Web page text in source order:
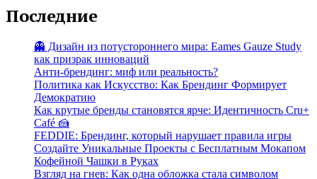
Последние
👻 Дизайн из потустороннего мира: Eames Gauze Study
как призрак инноваций
Анти-брендинг: миф или реальность?
Политика как Искусство: Как Брендинг Формирует
Демократию
Как крутые бренды становятся ярче: Идентичность Cru+
Café 🍰
FEDDIE: Брендинг, который нарушает правила игры
Создайте Уникальные Проекты с Бесплатным Мокапом
Кофейной Чашки в Руках
Взгляд на гнев: Как одна обложка стала символом